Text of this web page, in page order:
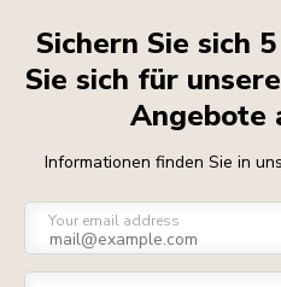
Sichern Sie sich
Sie sich für
Angebote
Informationen finden Sie in
Your email address